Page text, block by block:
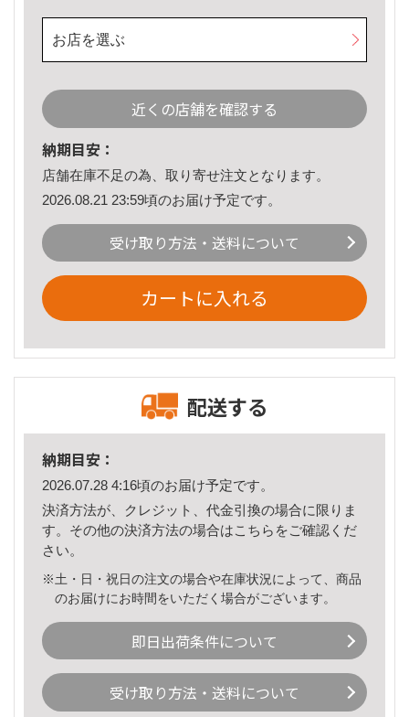
お店を選ぶ
近くの店舗を確認する
納期目安：
店舗在庫不足の為、取り寄せ注文となります。
2026.08.21 23:59頃のお届け予定です。
受け取り方法・送料について
カートに入れる
配送する
納期目安：
2026.07.28 4:16頃のお届け予定です。
決済方法が、クレジット、代金引換の場合に限りま
す。その他の決済方法の場合はこちら をご確認くだ
さい。
※土・日・祝日の注文の場合や在庫状況によって、商品
のお届けにお時間をいただく場合がございます。
即日出荷条件について
受け取り方法・送料について